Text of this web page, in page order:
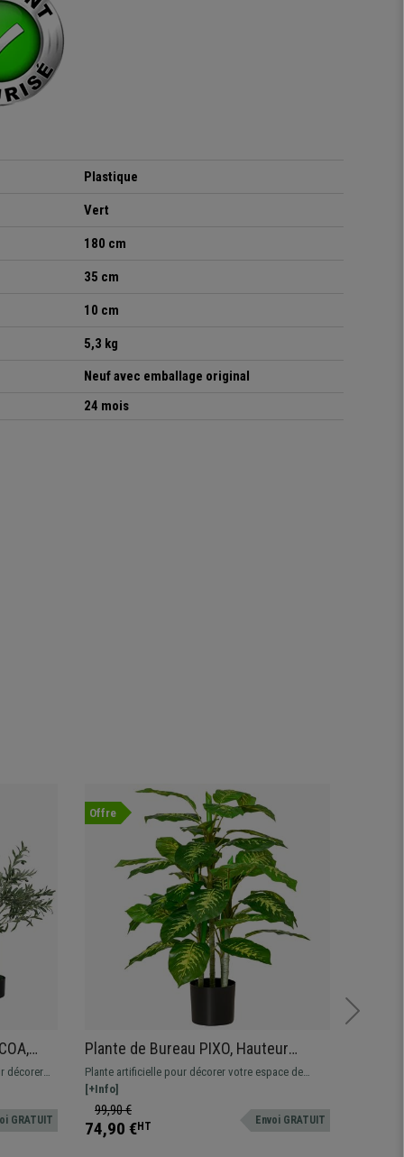
Plastique
Vert
180 cm
35 cm
10 cm
5,3 kg
Neuf avec emballage original
24 mois
Pot
décorer
GRATUIT
Offre
Plante de Bureau PIXO, Hauteur
95cm, Aglaonéma Artificiel, Pot Inclus
Plante artificielle pour décorer votre espace de
travail, hauteur 95 cm
[+Info]
99,90 €
74,90 €HT Envoi GRATUIT